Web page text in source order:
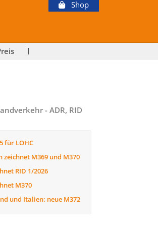
Shop
- ADR, RID
für LOHC
zeichnet M369 und M370
RID 1/2026
M370
und Italien: neue M372